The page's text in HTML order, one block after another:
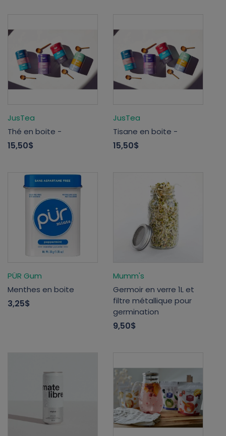
JusTea
Thé en boite -
15,50$
JusTea
Tisane en boite -
15,50$
PÜR Gum
Menthes en boite
3,25$
Mumm's
Germoir en verre 1L et
filtre métallique pour
germination
9,50$